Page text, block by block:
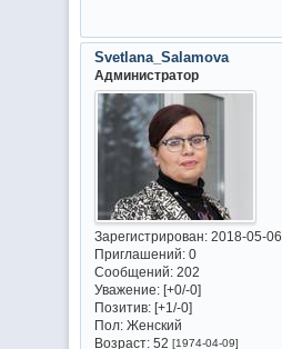
Svetlana_Salamova
Администратор
Зарегистрирован: 2018-05-06
Приглашений:0
Сообщений:202
Уважение: [+0/-0]
Позитив: [+1/-0]
Пол:Женский
Возраст:52 [1974-04-09]